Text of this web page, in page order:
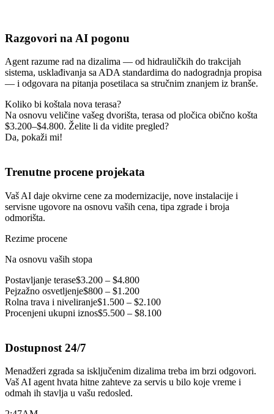
Razgovori na AI pogonu
Agent razume rad na dizalima — od hidrauličkih do trakcijah
sistema, usklađivanja sa ADA standardima do nadogradnja propisa
— i odgovara na pitanja posetilaca sa stručnim znanjem iz branše.
Koliko bi koštala nova terasa?
Na osnovu veličine vašeg dvorišta, terasa od pločica obično košta
$3.200–$4.800. Želite li da vidite pregled?
Da, pokaži mi!
Trenutne procene projekata
Vaš AI daje okvirne cene za modernizacije, nove instalacije i
servisne ugovore na osnovu vaših cena, tipa zgrade i broja
odmorišta.
Rezime procene
Na osnovu vaših stopa
Postavljanje terase$3.200 – $4.800
Pejzažno osvetljenje$800 – $1.200
Rolna trava i niveliranje$1.500 – $2.100
Procenjeni ukupni iznos$5.500 – $8.100
Dostupnost 24/7
Menadžeri zgrada sa isključenim dizalima treba im brzi odgovori.
Vaš AI agent hvata hitne zahteve za servis u bilo koje vreme i
odmah ih stavlja u vašu redosled.